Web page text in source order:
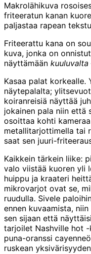
Makrolähikuva
friteeratun kanan
paljastaa rapean
Friteerattu kana on
kuva, jonka on
näyttämään kuuluvalta
Kasaa palat korkealle.
näytepalalta;
koiranreisiä näyttää
jokainen pala niin että
osoittaa kohti
metallitarjottimella tai
saat sen juuri-
Kaikkein tärkein liike:
valo viistää kuoren yli
huippu ja kraateri
mikrovarjot ovat se,
ruudulla. Sivele
ennen kuvaamista,
sen sijaan että
tarjoilet Nashville hot
puna-oranssi
ruskean